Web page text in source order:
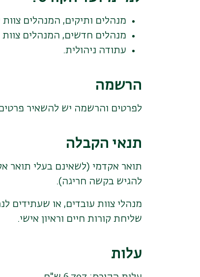
מנהלים ותיקים, המנהלים
מנהלים חדשים, המנהלים
עתודה ניהולית.
הרשמה
לפרטים והרשמה יש להשאיר פרטים
תנאי הקבלה
תואר אקדמי (לשאינם בעלי תואר
להגיש בקשה חריגה).
מנהלי צוות עובדים, או שעתידים
שליחת קורות חיים וראיון אישי.
עלות